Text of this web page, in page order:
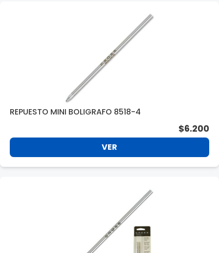
REPUESTO MINI BOLIGRAFO 8518-4
$6.200
VER